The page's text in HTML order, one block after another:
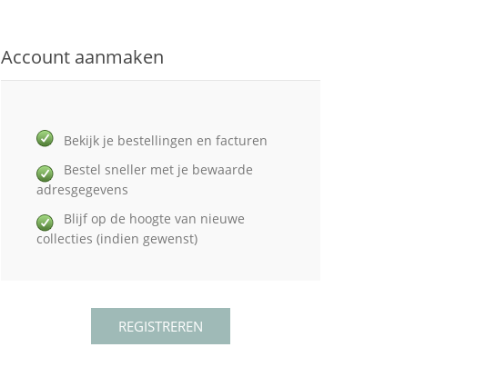
Account aanmaken
Bekijk je bestellingen en facturen
Bestel sneller met je bewaarde
adresgegevens
Blijf op de hoogte van nieuwe
collecties (indien gewenst)